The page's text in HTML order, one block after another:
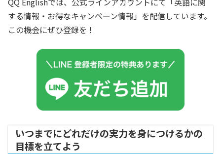
する情報・お得なキャンペーン情報」を配信しています。
この機会にぜひ登録を！
いつまでにどれだけの実力を身につけるかの
目標を立てよう